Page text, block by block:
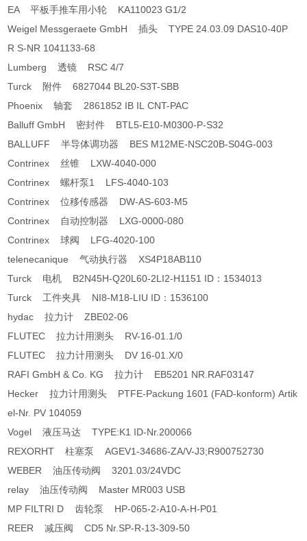
EA 平板手推车用小轮 KA110023 G1/2
Weigel Messgeraete GmbH 插头 TYPE 24.03.09 DAS10-40P
R S-NR 1041133-68
Lumberg 透镜 RSC 4/7
Turck 附件 6827044 BL20-S3T-SBB
Phoenix 轴套 2861852 IB IL CNT-PAC
Balluff GmbH 密封件 BTL5-E10-M0300-P-S32
BALLUFF 半导体调功器 BES M12ME-NSC20B-S04G-003
Contrinex 丝锥 LXW-4040-000
Contrinex 螺杆泵1 LFS-4040-103
Contrinex 位移传感器 DW-AS-603-M5
Contrinex 自动控制器 LXG-0000-080
Contrinex 球阀 LFG-4020-100
telenecanique 气动执行器 XS4P18AB110
Turck 电机 B2N45H-Q20L60-2LI2-H1151 ID：1534013
Turck 工件夹具 NI8-M18-LIU ID：1536100
hydac 拉力计 ZBE02-06
FLUTEC 拉力计用测头 RV-16-01.1/0
FLUTEC 拉力计用测头 DV 16-01.X/0
RAFI GmbH & Co. KG 拉力计 EB5201 NR.RAF03147
Hecker 拉力计用测头 PTFE-Packung 1601 (FAD-konform) Artik
el-Nr. PV 104059
Vogel 液压马达 TYPE:K1 ID-Nr.200066
REXORHT 柱塞泵 AGEV1-34686-ZA/V-J3;R900752730
WEBER 油压传动阀 3201.03/24VDC
relay 油压传动阀 Master MR003 USB
MP FILTRI D 齿轮泵 HP-065-2-A10-A-H-P01
REER 减压阀 CD5 Nr.SP-R-13-309-50